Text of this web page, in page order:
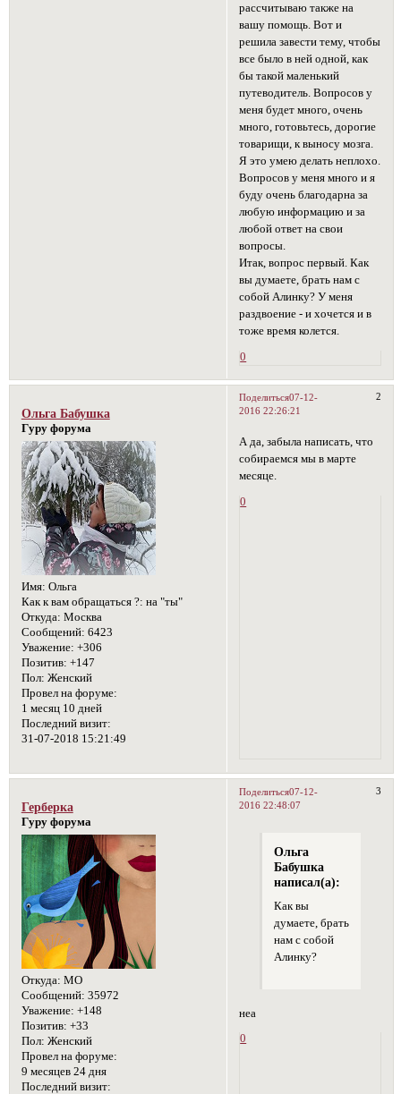
рассчитываю также на
вашу помощь. Вот и
решила завести тему, чтобы
все было в ней одной, как
бы такой маленький
путеводитель. Вопросов у
меня будет много, очень
много, готовьтесь, дорогие
товарищи, к выносу мозга.
Я это умею делать неплохо.
Вопросов у меня много и я
буду очень благодарна за
любую информацию и за
любой ответ на свои
вопросы.
Итак, вопрос первый. Как
вы думаете, брать нам с
собой Алинку? У меня
раздвоение - и хочется и в
тоже время колется.
0
Поделиться 2
07-12-
2016 22:26:21
Ольга Бабушка
Гуру форума
Имя: Ольга
Как к вам обращаться ?: на "ты"
Откуда: Москва
Сообщений: 6423
Уважение: +306
Позитив: +147
Пол: Женский
Провел на форуме:
1 месяц 10 дней
Последний визит:
31-07-2018 15:21:49
А да, забыла написать, что
собираемся мы в марте
месяце.
0
Поделиться 3
07-12-
2016 22:48:07
Герберка
Гуру форума
Откуда: МО
Сообщений: 35972
Уважение: +148
Позитив: +33
Пол: Женский
Провел на форуме:
9 месяцев 24 дня
Последний визит:
Ольга
Бабушка
написал(а):
Как вы
думаете, брать
нам с собой
Алинку?
неа
0